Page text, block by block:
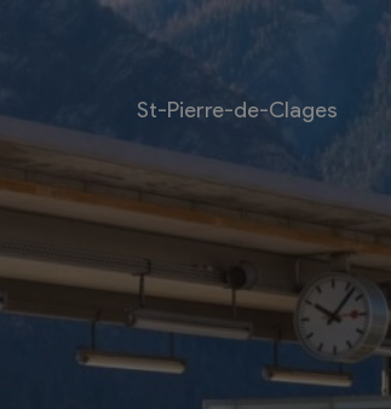
St-Pierre-de-Clages
Les bouquinistes
Bouquinerie l’Escapade
Bouquinerie Le Fouineur